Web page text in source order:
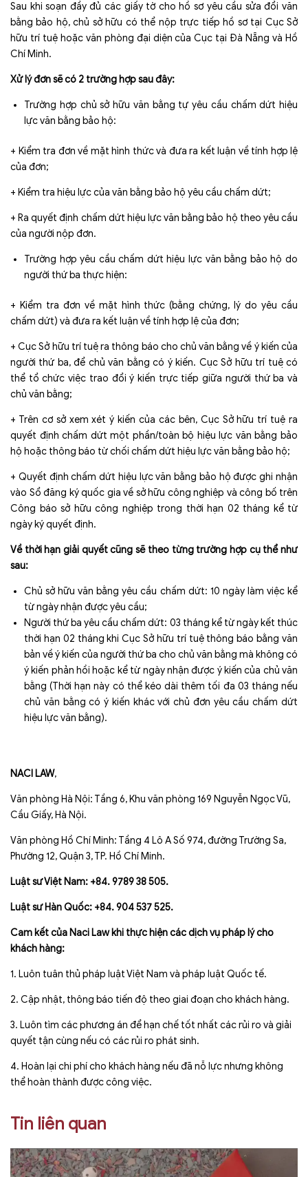
Sau khi soạn đầy đủ các giấy tờ cho hồ sơ yêu cầu sửa đổi văn
bằng bảo hộ, chủ sở hữu có thể nộp trực tiếp hồ sơ tại Cục Sở
hữu trí tuệ hoặc văn phòng đại diện của Cục tại Đà Nẵng và Hồ
Chí Minh.
Xử lý đơn sẽ có 2 trường hợp sau đây:
Trường hợp chủ sở hữu văn bằng tự yêu cầu chấm dứt hiệu
lực văn bằng bảo hộ:
+ Kiểm tra đơn về mặt hình thức và đưa ra kết luận về tính hợp lệ
của đơn;
+ Kiểm tra hiệu lực của văn bằng bảo hộ yêu cầu chấm dứt;
+ Ra quyết định chấm dứt hiệu lực văn bằng bảo hộ theo yêu cầu
của người nộp đơn.
Trường hợp yêu cầu chấm dứt hiệu lực văn bằng bảo hộ do
người thứ ba thực hiện:
+ Kiểm tra đơn về mặt hình thức (bằng chứng, lý do yêu cầu
chấm dứt) và đưa ra kết luận về tính hợp lệ của đơn;
+ Cục Sở hữu trí tuệ ra thông báo cho chủ văn bằng về ý kiến của
người thứ ba, để chủ văn bằng có ý kiến. Cục Sở hữu trí tuệ có
thể tổ chức việc trao đổi ý kiến trực tiếp giữa người thứ ba và
chủ văn bằng;
+ Trên cơ sở xem xét ý kiến của các bên, Cục Sở hữu trí tuệ ra
quyết định chấm dứt một phần/toàn bộ hiệu lực văn bằng bảo
hộ hoặc thông báo từ chối chấm dứt hiệu lực văn bằng bảo hộ;
+ Quyết định chấm dứt hiệu lực văn bằng bảo hộ được ghi nhận
vào Sổ đăng ký quốc gia về sở hữu công nghiệp và công bố trên
Công báo sở hữu công nghiệp trong thời hạn 02 tháng kể từ
ngày ký quyết định.
Về thời hạn giải quyết cũng sẽ theo từng trường hợp cụ thể như
sau:
Chủ sở hữu văn bằng yêu cầu chấm dứt: 10 ngày làm việc kể
từ ngày nhận được yêu cầu;
Người thứ ba yêu cầu chấm dứt: 03 tháng kể từ ngày kết thúc
thời hạn 02 tháng khi Cục Sở hữu trí tuệ thông báo bằng văn
bản về ý kiến của người thứ ba cho chủ văn bằng mà không có
ý kiến phản hồi hoặc kể từ ngày nhận được ý kiến của chủ văn
bằng (Thời hạn này có thể kéo dài thêm tối đa 03 tháng nếu
chủ văn bằng có ý kiến khác với chủ đơn yêu cầu chấm dứt
hiệu lực văn bằng).
NACI LAW,
Văn phòng Hà Nội: Tầng 6, Khu văn phòng 169 Nguyễn Ngọc Vũ,
Cầu Giấy, Hà Nội.
Văn phòng Hồ Chí Minh: Tầng 4 Lô A Số 974, đường Trường Sa,
Phường 12, Quận 3, TP. Hồ Chí Minh.
Luật sư Việt Nam: +84. 9789 38 505.
Luật sư Hàn Quốc: +84. 904 537 525.
Cam kết của Naci Law khi thực hiện các dịch vụ pháp lý cho
khách hàng:
1. Luôn tuân thủ pháp luật Việt Nam và pháp luật Quốc tế.
2. Cập nhật, thông báo tiến độ theo giai đoạn cho khách hàng.
3. Luôn tìm các phương án để hạn chế tốt nhất các rủi ro và giải
quyết tận cùng nếu có các rủi ro phát sinh.
4. Hoàn lại chi phí cho khách hàng nếu đã nỗ lực nhưng không
thể hoàn thành được công việc.
Tin liên quan